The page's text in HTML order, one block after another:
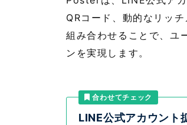
QRコード、動的なリッ
組み合わせることで、ユ
ンを実現します。
合わせてチェック
LINE公式アカウン